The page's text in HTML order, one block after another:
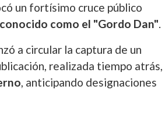
un fortísimo cruce público
como el "Gordo Dan".
a circular la captura de un
realizada tiempo atrás,
, anticipando designaciones